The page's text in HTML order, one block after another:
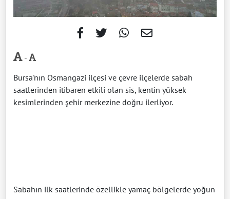
-
Bursa'nın Osmangazi ilçesi ve çevre ilçelerde sabah
saatlerinden itibaren etkili olan sis, kentin yüksek
kesimlerinden şehir merkezine doğru ilerliyor.
Sabahın ilk saatlerinde özellikle yamaç bölgelerde yoğun